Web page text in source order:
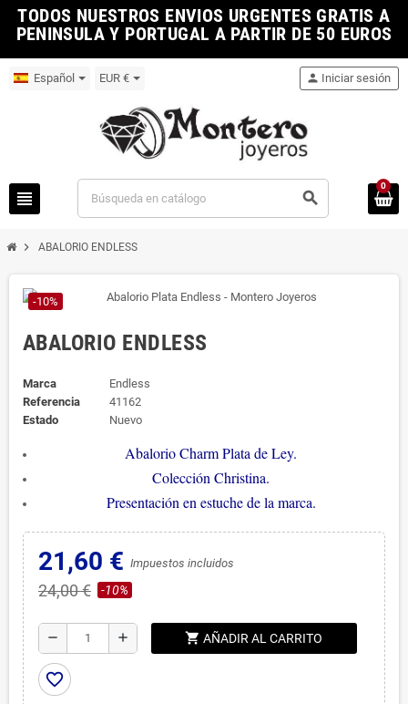
TODOS NUESTROS ENVIOS URGENTES GRATIS A
PENINSULA Y PORTUGAL A PARTIR DE 50 EUROS
Español EUR €
view_headline search
person Iniciar sesión
0
chevron_right ABALORIO ENDLESS
-10%
ABALORIO ENDLESS
Marca
Endless
Referencia
41162
Estado
Nuevo
Abalorio Charm Plata de Ley.
Colección Christina.
Presentación en estuche de la marca.
21,60 € Impuestos incluidos
24,00 € -10%
remove add shopping_cart AÑADIR AL CARRITO
favorite_border